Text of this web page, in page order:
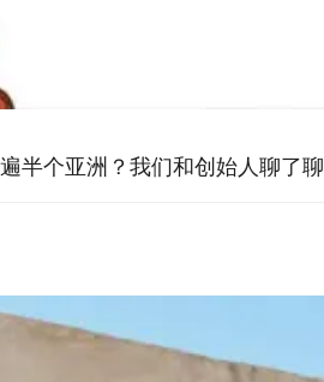
半个亚洲？我们和创始人聊了聊